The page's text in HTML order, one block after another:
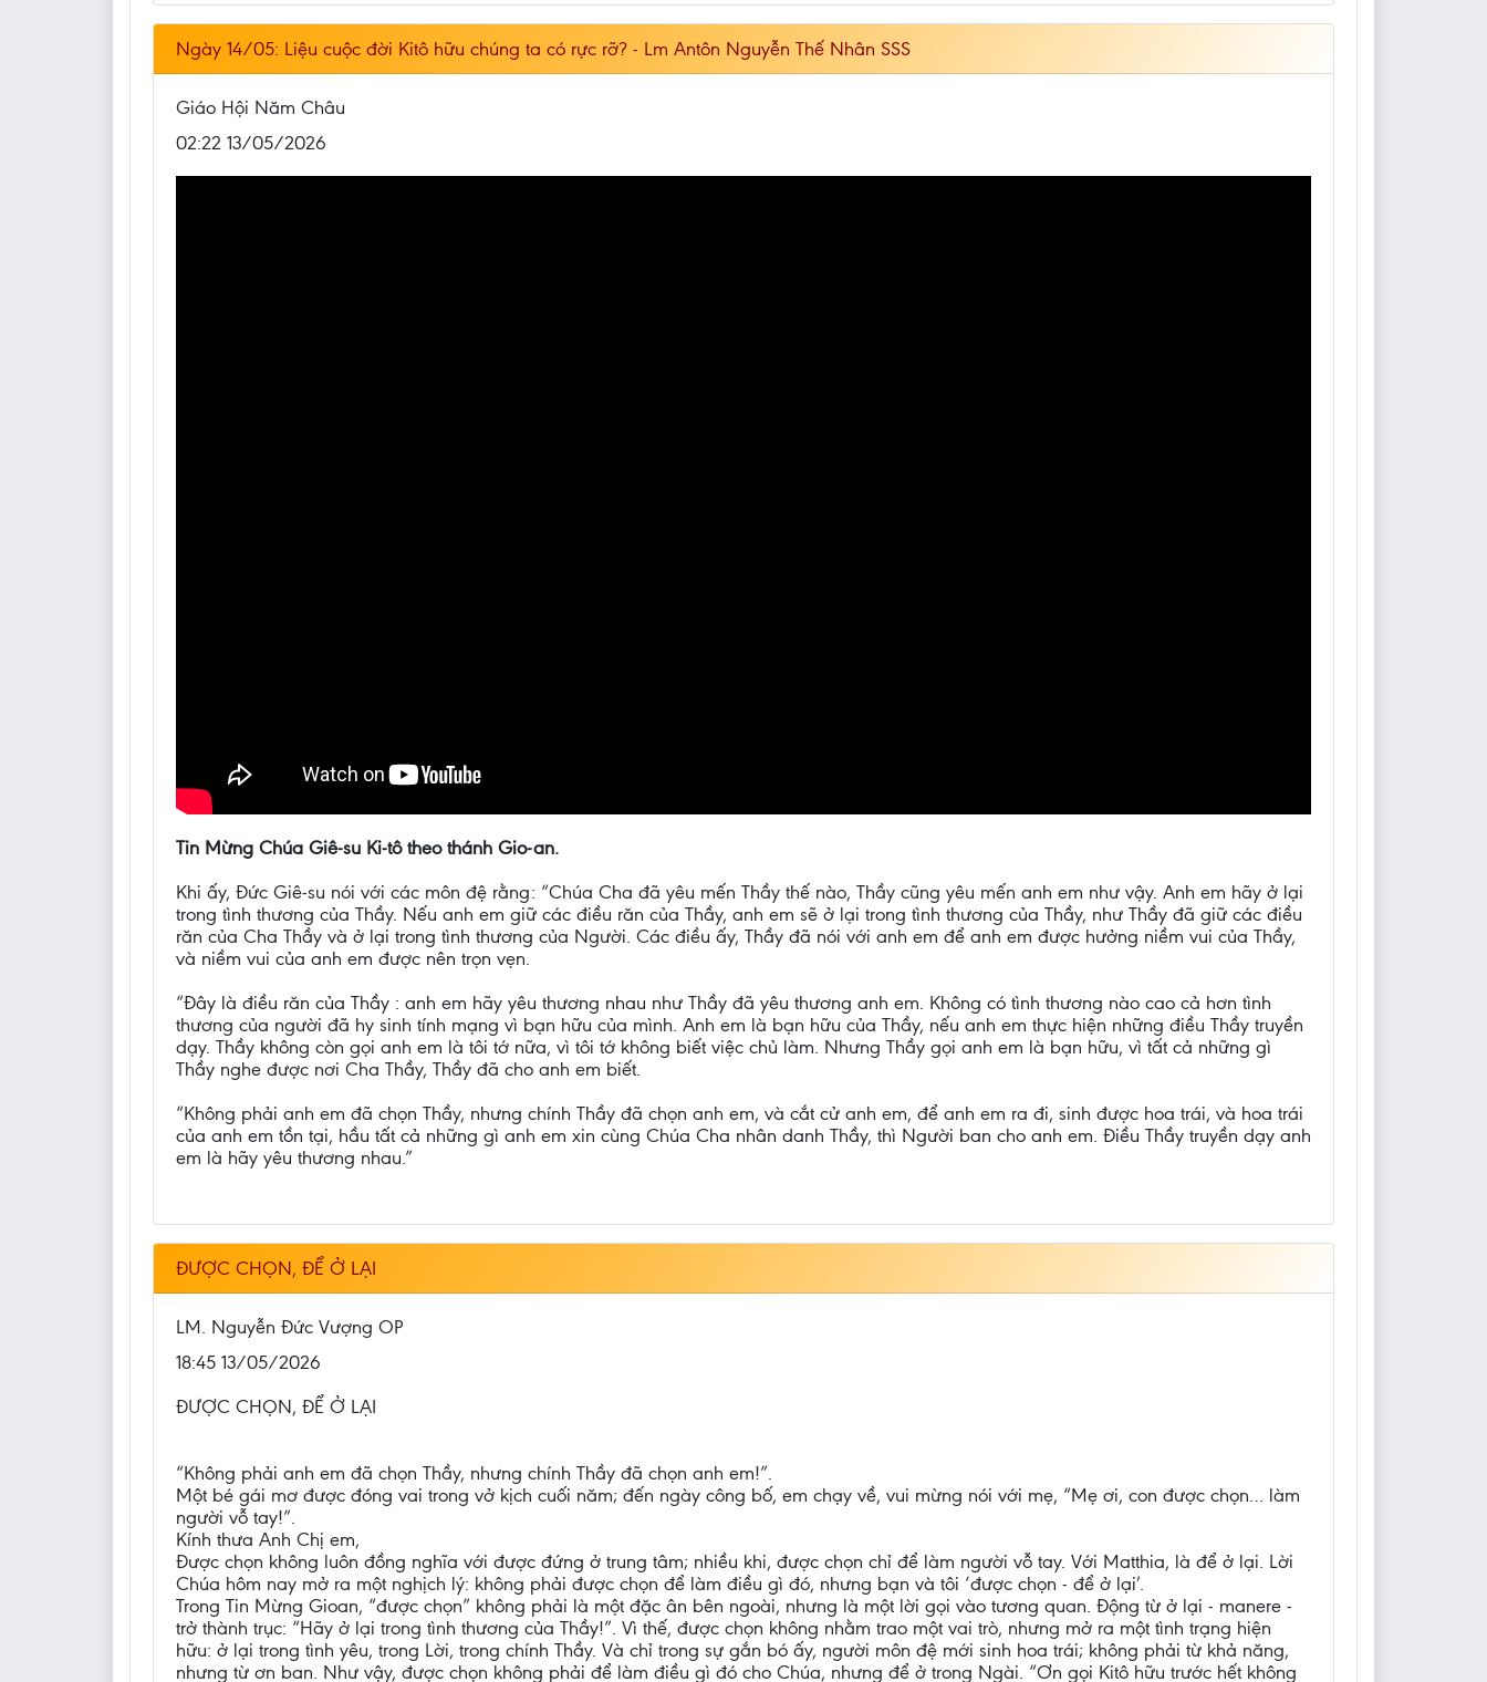
Ngày 14/05: Liệu cuộc đời Kitô hữu chúng ta có rực rỡ? - Lm Antôn Nguyễn Thế Nhân SSS
Giáo Hội Năm Châu
02:22 13/05/2026
Tin Mừng Chúa Giê-su Ki-tô theo thánh Gio-an.
Khi ấy, Đức Giê-su nói với các môn đệ rằng: “Chúa Cha đã yêu mến Thầy thế nào, Thầy cũng yêu mến anh em như vậy. Anh em hãy ở lại
trong tình thương của Thầy. Nếu anh em giữ các điều răn của Thầy, anh em sẽ ở lại trong tình thương của Thầy, như Thầy đã giữ các điều
răn của Cha Thầy và ở lại trong tình thương của Người. Các điều ấy, Thầy đã nói với anh em để anh em được hưởng niềm vui của Thầy,
và niềm vui của anh em được nên trọn vẹn.
“Đây là điều răn của Thầy : anh em hãy yêu thương nhau như Thầy đã yêu thương anh em. Không có tình thương nào cao cả hơn tình
thương của người đã hy sinh tính mạng vì bạn hữu của mình. Anh em là bạn hữu của Thầy, nếu anh em thực hiện những điều Thầy truyền
dạy. Thầy không còn gọi anh em là tôi tớ nữa, vì tôi tớ không biết việc chủ làm. Nhưng Thầy gọi anh em là bạn hữu, vì tất cả những gì
Thầy nghe được nơi Cha Thầy, Thầy đã cho anh em biết.
“Không phải anh em đã chọn Thầy, nhưng chính Thầy đã chọn anh em, và cắt cử anh em, để anh em ra đi, sinh được hoa trái, và hoa trái
của anh em tồn tại, hầu tất cả những gì anh em xin cùng Chúa Cha nhân danh Thầy, thì Người ban cho anh em. Điều Thầy truyền dạy anh
em là hãy yêu thương nhau.”
ĐƯỢC CHỌN, ĐỂ Ở LẠI
LM. Nguyễn Đức Vượng OP
18:45 13/05/2026
ĐƯỢC CHỌN, ĐỂ Ở LẠI
“Không phải anh em đã chọn Thầy, nhưng chính Thầy đã chọn anh em!”.
Một bé gái mơ được đóng vai trong vở kịch cuối năm; đến ngày công bố, em chạy về, vui mừng nói với mẹ, “Mẹ ơi, con được chọn… làm
người vỗ tay!”.
Kính thưa Anh Chị em,
Được chọn không luôn đồng nghĩa với được đứng ở trung tâm; nhiều khi, được chọn chỉ để làm người vỗ tay. Với Matthia, là để ở lại. Lời
Chúa hôm nay mở ra một nghịch lý: không phải được chọn để làm điều gì đó, nhưng bạn và tôi ‘được chọn - để ở lại’.
Trong Tin Mừng Gioan, “được chọn” không phải là một đặc ân bên ngoài, nhưng là một lời gọi vào tương quan. Động từ ở lại - manere -
trở thành trục: “Hãy ở lại trong tình thương của Thầy!”. Vì thế, được chọn không nhằm trao một vai trò, nhưng mở ra một tình trạng hiện
hữu: ở lại trong tình yêu, trong Lời, trong chính Thầy. Và chỉ trong sự gắn bó ấy, người môn đệ mới sinh hoa trái; không phải từ khả năng,
nhưng từ ơn ban. Như vậy, được chọn không phải để làm điều gì đó cho Chúa, nhưng để ở trong Ngài. “Ơn gọi Kitô hữu trước hết không